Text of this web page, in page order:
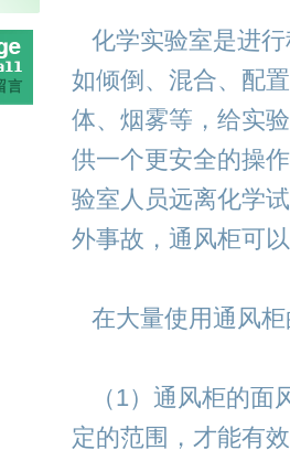
化学实验室是进
如倾倒、混合、配
体、烟雾等，给实
供一个更安全的操
验室人员远离化学
外事故，通风柜可
在大量使用通风
（1）通风柜的面
定的范围，才能有